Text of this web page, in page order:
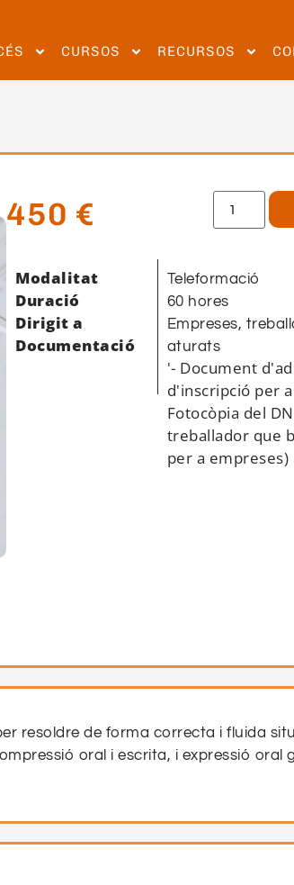
CURSOS RECURSOS
450 €
Modalitat
Duració
Dirigit a
Documentació
Teleformació
60 hores
Empreses,
aturats
'- Document
d'inscripció per
Fotocòpia del
treballador que
per a empreses)
resoldre de forma correcta i fluida
oral i escrita, i expressió oral